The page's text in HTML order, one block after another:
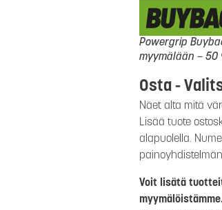
Powergrip
myymälään –
Osta -
Näet alta mitä
Lisää tuote
alapuolella.
Voit lisätä